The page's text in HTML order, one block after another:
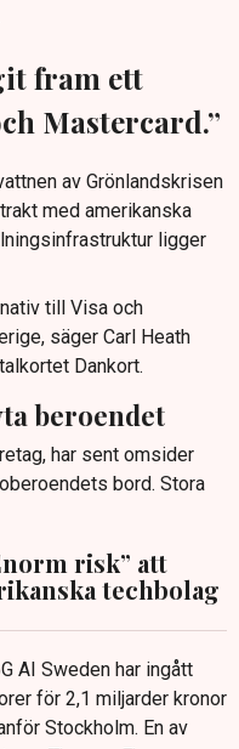
fram ett
Mastercard.”
av Grönlandskrisen
med amerikanska
ligger
till Visa och
säger Carl Heath
Dankort.
beroendet
har sent omsider
bord. Stora
risk” att
techbolag
AI Sweden har ingått
för 2,1 miljarder kronor
Stockholm. En av